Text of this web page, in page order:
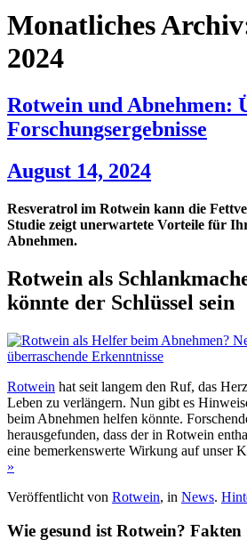
Monatliches
2024
Rotwein und Abnehmen:
Forschungsergebnisse
August 14, 2024
Resveratrol im Rotwein kann die
Studie zeigt unerwartete Vorteile für
Abnehmen.
Rotwein als
könnte der Schlüssel sein
Rotwein hat seit langem den Ruf, das
Leben zu verlängern. Nun gibt es
beim Abnehmen helfen könnte.
herausgefunden, dass der in Rotwein
eine bemerkenswerte Wirkung auf unser
»
Veröffentlicht von Rotwein, in News.
Wie gesund ist Rotwein?